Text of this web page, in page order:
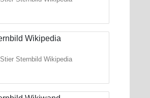
Stier Sternbild Wikipedia